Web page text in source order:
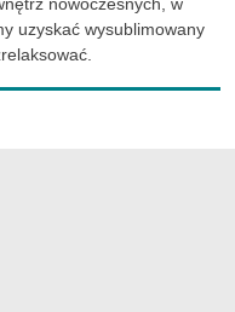
uzyskać wysublimowany